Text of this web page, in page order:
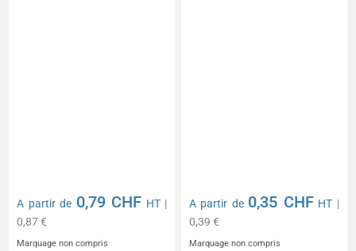
A partir de 0,79 CHF HT|
0,87 €
Marquage non compris
A partir de 0,35 CHF HT |
0,39 €
Marquage non compris